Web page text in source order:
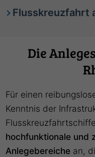
Flusskreuzfahrt
Die
Für einen
Kenntnis der
hochfunktionale und
Anlegebereiche an,